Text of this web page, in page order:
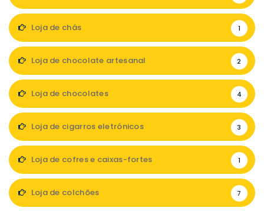
Loja de chás 1
Loja de chocolate artesanal 2
Loja de chocolates 4
Loja de cigarros eletrónicos 3
Loja de cofres e caixas-fortes 1
Loja de colchões 7